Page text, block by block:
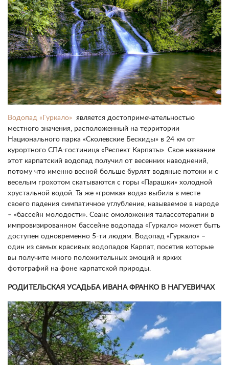
Водопад «Гуркало» является достопримечательностью
местного значения, расположенный на территории
Национального парка «Сколевские Бескиды» в 24 км от
курортного СПА-гостиница «Респект Карпаты». Свое название
этот карпатский водопад получил от весенних наводнений,
потому что именно весной больше бурлят водяные потоки и с
веселым грохотом скатываются с горы «Парашки» холодной
хрустальной водой. Та же «громкая вода» выбила в месте
своего падения симпатичное углубление, называемое в народе
– «бассейн молодости». Сеанс омоложения талассотерапии в
импровизированном бассейне водопада «Гуркало» может быть
доступен одновременно 5-ти людям. Водопад «Гуркало» –
один из самых красивых водопадов Карпат, посетив которые
вы получите много положительных эмоций и ярких
фотографий на фоне карпатской природы.
РОДИТЕЛЬСКАЯ УСАДЬБА ИВАНА ФРАНКО В НАГУЕВИЧАХ